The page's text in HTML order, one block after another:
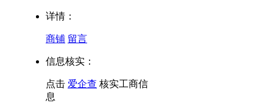
详情：
商铺 留言
信息核实：
点击 爱企查 核实工商信
息